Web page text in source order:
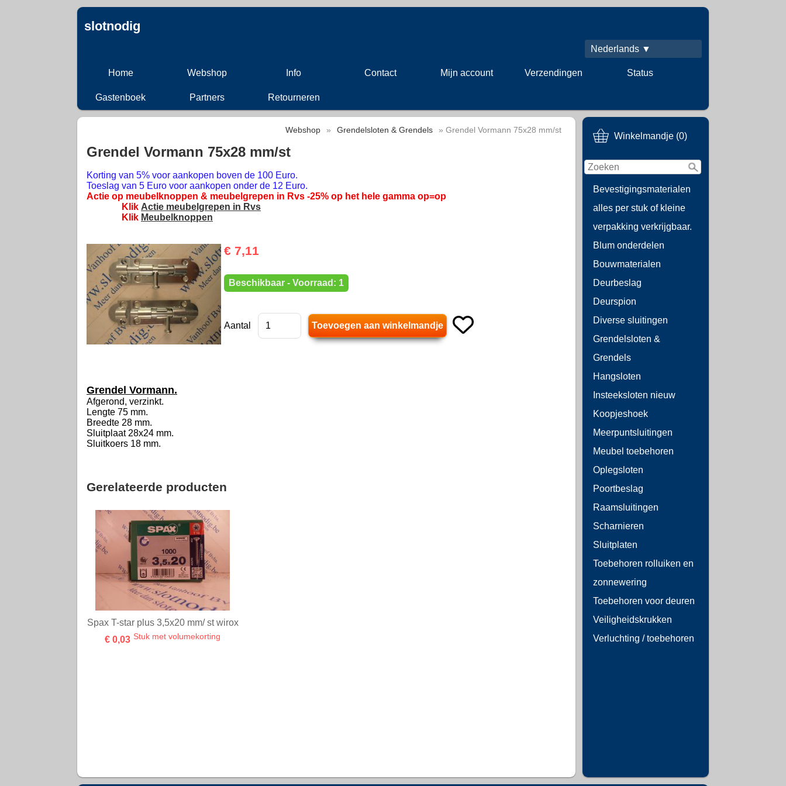
slotnodig
Nederlands ▼
Home Webshop Info Contact Mijn account Verzendingen Status
Gastenboek Partners Retourneren
Winkelmandje (0)
Bevestigingsmaterialen
alles per stuk of kleine
verpakking verkrijgbaar.
Blum onderdelen
Bouwmaterialen
Deurbeslag
Deurspion
Diverse sluitingen
Grendelsloten &
Grendels
Hangsloten
Insteeksloten nieuw
Koopjeshoek
Meerpuntsluitingen
Meubel toebehoren
Oplegsloten
Poortbeslag
Raamsluitingen
Scharnieren
Sluitplaten
Toebehoren rolluiken en
zonnewering
Toebehoren voor deuren
Veiligheidskrukken
Verluchting / toebehoren
Webshop » Grendelsloten & Grendels » Grendel Vormann 75x28 mm/st
Grendel Vormann 75x28 mm/st
Korting van 5% voor aankopen boven de 100 Euro.
Toeslag van 5 Euro voor aankopen onder de 12 Euro.
Actie op meubelknoppen & meubelgrepen in Rvs -25% op het hele gamma op=op
Klik Actie meubelgrepen in Rvs
Klik Meubelknoppen
€ 7,11
Beschikbaar - Voorraad: 1
Aantal
Grendel Vormann.
Afgerond, verzinkt.
Lengte 75 mm.
Breedte 28 mm.
Sluitplaat 28x24 mm.
Sluitkoers 18 mm.
Gerelateerde producten
Spax T-star plus 3,5x20 mm/ st wirox
€ 0,03 Stuk met volumekorting